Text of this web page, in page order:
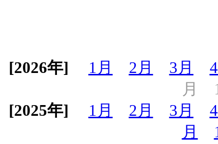
[2026年] 1月 2月 3月
月
[2025年]
1月 2月 3月
月